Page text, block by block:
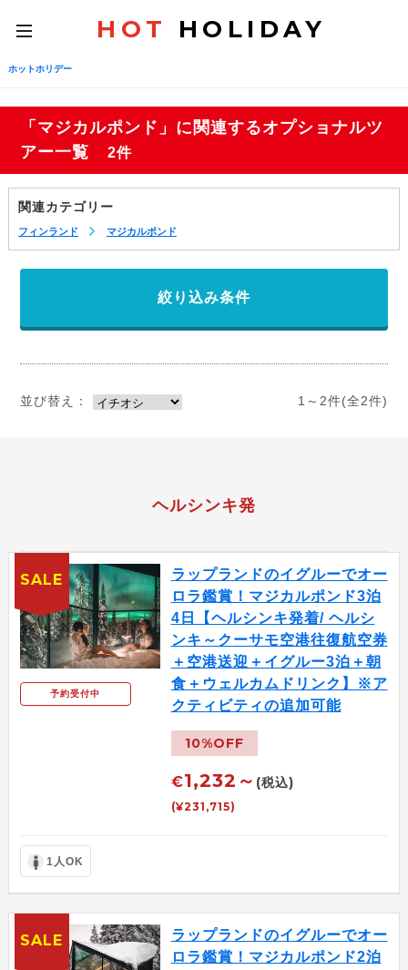
toggle
navigation
HOT HOLIDAY
ホットホリデー
「マジカルポンド」に関連するオプショナルツ
アー一覧
2件
関連カテゴリー
フィンランド マジカルポンド
絞り込み条件
並び替え： 1～2件(全2件)
ヘルシンキ発
予約受付中
ラップランドのイグルーでオー
ロラ鑑賞！マジカルポンド3泊
4日【ヘルシンキ発着/ ヘルシ
ンキ～クーサモ空港往復航空券
＋空港送迎＋イグルー3泊＋朝
食＋ウェルカムドリンク】※ア
クティビティの追加可能
10%OFF
€1,232～ (税込)
(¥231,715)
1人OK
SALE
ラップランドのイグルーでオー
ロラ鑑賞！マジカルポンド2泊
SALE